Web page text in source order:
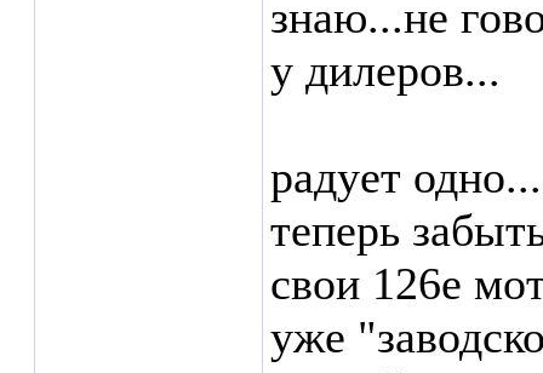
знаю...не
у дилеров...
радует
теперь
свои 126е
уже